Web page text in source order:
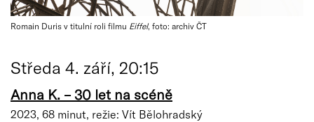
Romain Duris v titulní roli filmu Eiffel, foto: archiv ČT
Středa 4. září, 20:15
Anna K. – 30 let na scéně
2023, 68 minut, režie: Vít Bělohradský